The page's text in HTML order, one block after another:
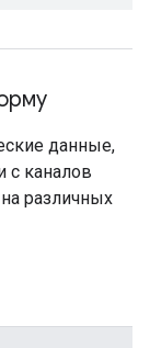
данные,
с каналов
различных